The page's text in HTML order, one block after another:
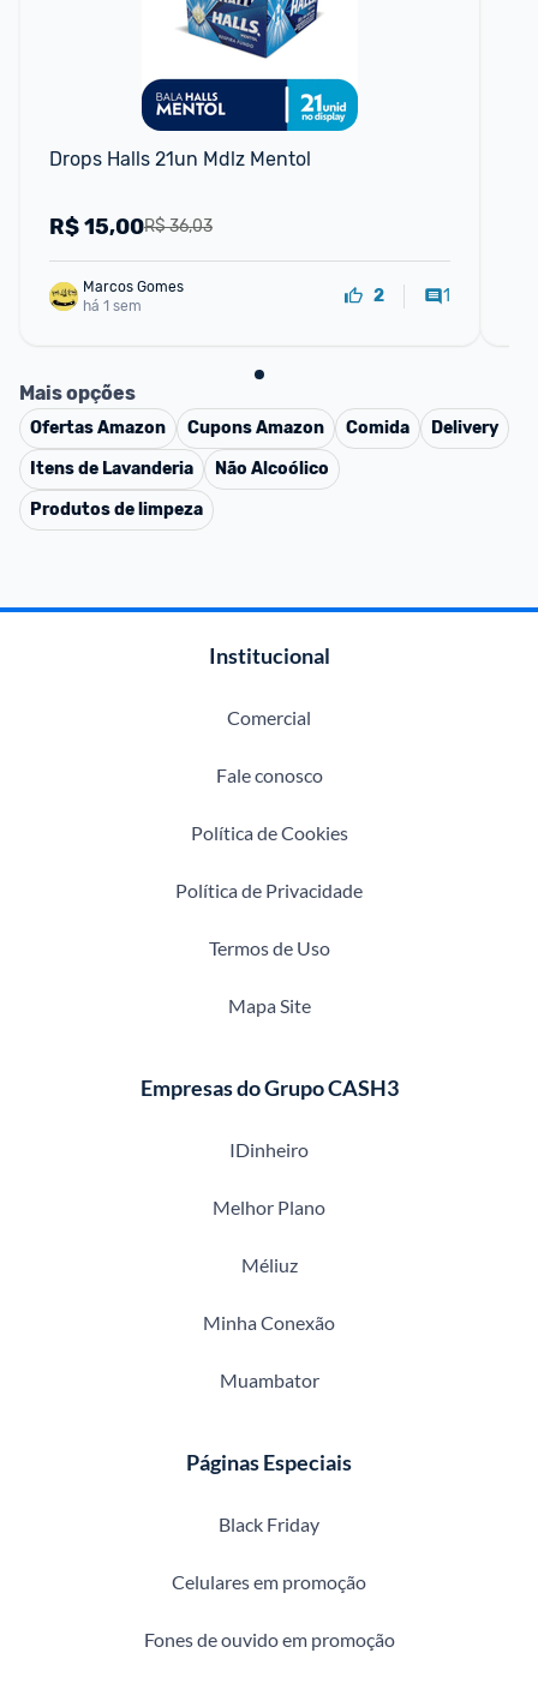
Drops Halls 21un Mdlz Mentol
R$ 36,03
R$15,00
Marcos Gomes
há 1 sem
2 1
Mais opções
OfertasAmazon CuponsAmazon Comida
Delivery
Itens de Lavanderia
Não Alcoólico
Produtos de limpeza
Institucional
Comercial
Fale conosco
Política de Cookies
Política de Privacidade
Termos de Uso
Mapa Site
Empresas do Grupo CASH3
IDinheiro
Melhor Plano
Méliuz
Minha Conexão
Muambator
Páginas Especiais
Black Friday
Celulares em promoção
Fones de ouvido em promoção